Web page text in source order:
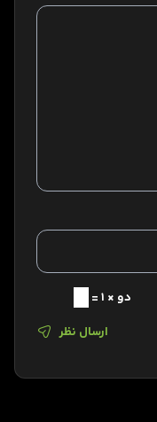
دو × 1 =
ارسال نظر